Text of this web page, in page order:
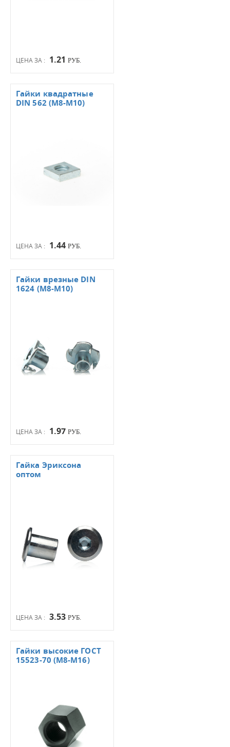
ЦЕНА ЗА : 1.21 РУБ.
ЦЕНА ЗА : 1.44 РУБ.
Гайки квадратные
DIN 562 (М8-М10)
ЦЕНА ЗА : 1.97 РУБ.
Гайки врезные DIN
1624 (М8-М10)
ЦЕНА ЗА : 3.53 РУБ.
Гайка Эриксона
оптом
Гайки высокие ГОСТ
15523-70 (М8-М16)